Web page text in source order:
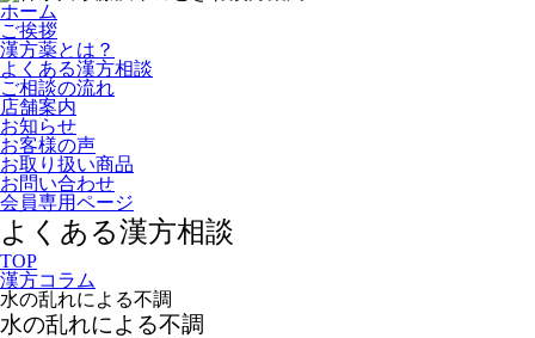
ホーム
ご挨拶
漢方薬とは？
よくある漢方相談
ご相談の流れ
店舗案内
お知らせ
お客様の声
お取り扱い商品
お問い合わせ
会員専用ページ
よくある漢方相談
TOP
漢方コラム
水の乱れによる不調
水の乱れによる不調